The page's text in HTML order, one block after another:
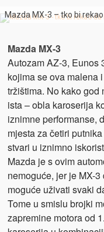
Mazda MX-3 – tko bi
Mazda MX-3
Autozam AZ-3,
kojima se ova malena
tržištima. No kako
ista – obla karoserija
iznimne performanse,
mjesta za četiri
stvari u iznimno
Mazda je s ovim
nemoguće, jer je MX-
moguće uživati svaki
Tome u smislu brojki
zapremine motora od